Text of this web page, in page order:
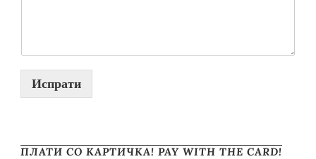
Испрати
ПЛАТИ СО КАРТИЧКА! PAY WITH THE CARD!